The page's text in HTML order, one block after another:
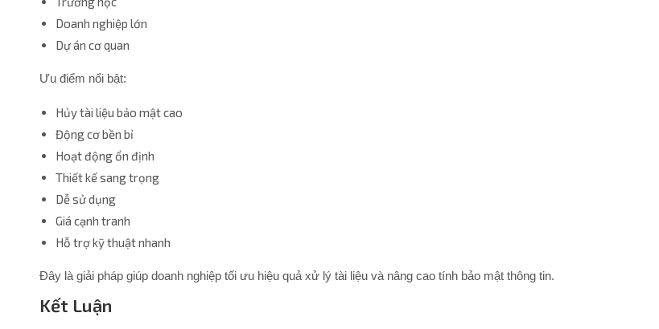
Doanh nghiệp lớn
Dự án cơ quan
Ưu điểm nổi bật:
Hủy tài liệu bảo mật cao
Động cơ bền bỉ
Hoạt động ổn định
Thiết kế sang trọng
Dễ sử dụng
Giá cạnh tranh
Hỗ trợ kỹ thuật nhanh
Đây là giải pháp giúp doanh nghiệp tối ưu hiệu quả xử lý tài liệu và nâng cao tính bảo mật thông tin.
Kết Luận